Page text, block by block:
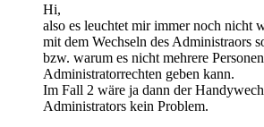
Hi,
also es leuchtet mir immer noch nicht
mit dem Wechseln des Administraors
bzw. warum es nicht mehrere
Administratorrechten geben kann.
Im Fall 2 wäre ja dann der
Administrators kein Problem.